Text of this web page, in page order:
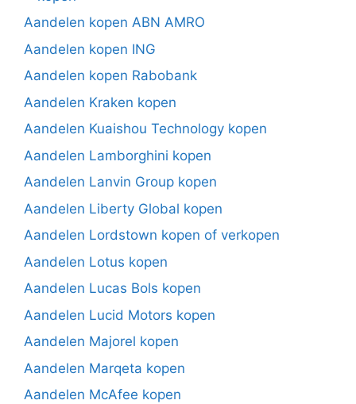
Aandelen kopen ABN AMRO
Aandelen kopen ING
Aandelen kopen Rabobank
Aandelen Kraken kopen
Aandelen Kuaishou Technology kopen
Aandelen Lamborghini kopen
Aandelen Lanvin Group kopen
Aandelen Liberty Global kopen
Aandelen Lordstown kopen of verkopen
Aandelen Lotus kopen
Aandelen Lucas Bols kopen
Aandelen Lucid Motors kopen
Aandelen Majorel kopen
Aandelen Marqeta kopen
Aandelen McAfee kopen